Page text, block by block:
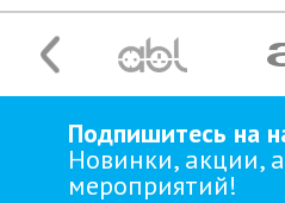
Подпишитесь на
Новинки, акции,
мероприятий!